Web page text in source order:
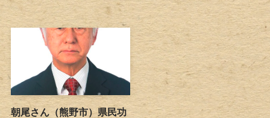
朝尾さん（熊野市）県民功